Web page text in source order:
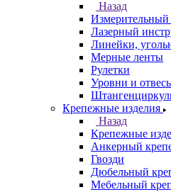
Назад
Измерительный
Лазерный
Линейки,
Мерные ленты
Рулетки
Уровни и
Крепежные изделия
Назад
Крепежные
Анкерный
Гвозди
Дюбельный
Мебельный